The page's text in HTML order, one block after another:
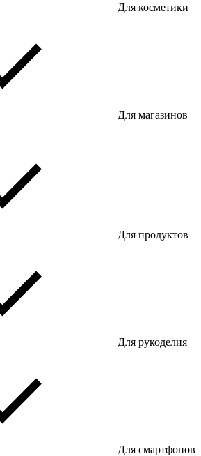
Для косметики
Для магазинов
Для продуктов
Для рукоделия
Для смартфонов